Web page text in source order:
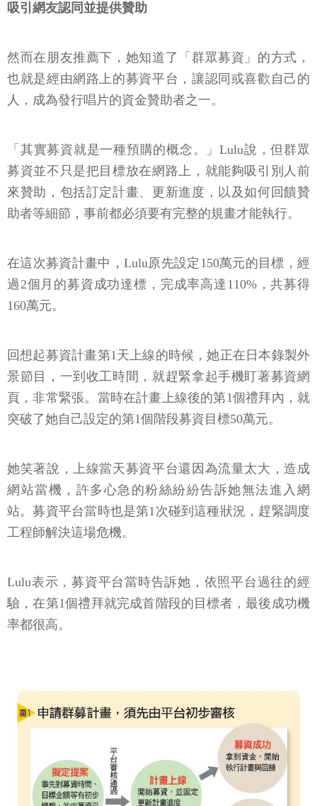
吸引網友認同並提供贊助
然而在朋友推薦下，她知道了「群眾募資」的方式，
也就是經由網路上的募資平台，讓認同或喜歡自己的
人，成為發行唱片的資金贊助者之一。
「其實募資就是一種預購的概念。」Lulu說，但群眾
募資並不只是把目標放在網路上，就能夠吸引別人前
來贊助，包括訂定計畫、更新進度，以及如何回饋贊
助者等細節，事前都必須要有完整的規畫才能執行。
在這次募資計畫中，Lulu原先設定150萬元的目標，經
過2個月的募資成功達標，完成率高達110%，共募得
160萬元。
回想起募資計畫第1天上線的時候，她正在日本錄製外
景節目，一到收工時間，就趕緊拿起手機盯著募資網
頁，非常緊張。當時在計畫上線後的第1個禮拜內，就
突破了她自己設定的第1個階段募資目標50萬元。
她笑著說，上線當天募資平台還因為流量太大，造成
網站當機，許多心急的粉絲紛紛告訴她無法進入網
站。募資平台當時也是第1次碰到這種狀況，趕緊調度
工程師解決這場危機。
Lulu表示，募資平台當時告訴她，依照平台過往的經
驗，在第1個禮拜就完成首階段的目標者，最後成功機
率都很高。